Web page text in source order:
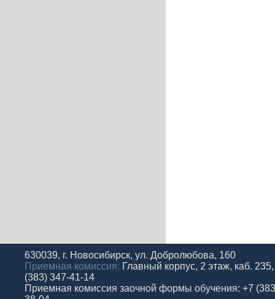
630039, г. Новосибирск, ул. Добролюбова, 160
Приемная комиссия: Главный корпус, 2 этаж, каб.
(383) 347-41-14
Приемная комиссия заочной формы обучения: +7